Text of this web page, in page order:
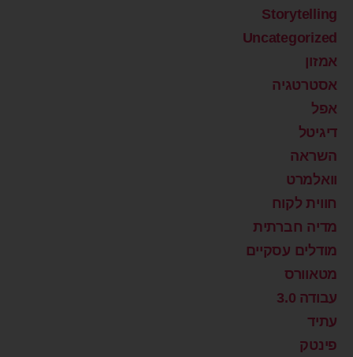
Storytelling
Uncategorized
אמזון
אסטרטגיה
אפל
דיגיטל
השראה
וואלמרט
חווית לקוח
מדיה חברתית
מודלים עסקיים
מטאוורס
עבודה 3.0
עתיד
פינטק